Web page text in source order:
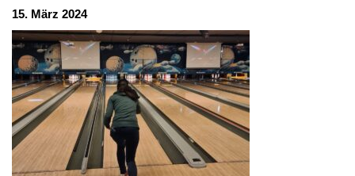
15. März 2024